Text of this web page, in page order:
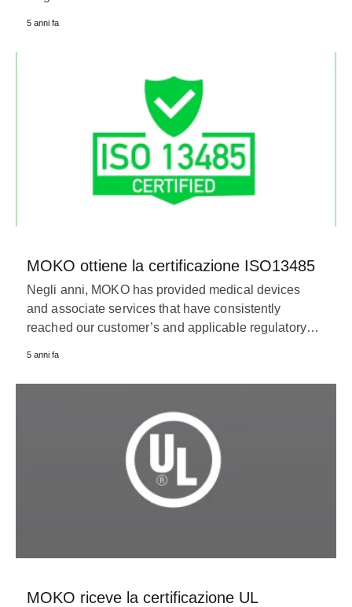
5 anni fa
MOKO ottiene la certificazione ISO13485
Negli anni, MOKO has provided medical devices
and associate services that have consistently
reached our customer’s and applicable regulatory…
5 anni fa
MOKO riceve la certificazione UL